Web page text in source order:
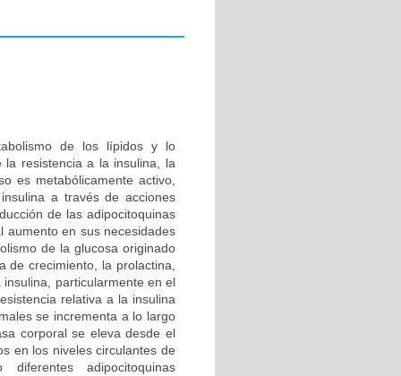
de los lípidos y lo
resistencia a la insulina, la
es metabólicamente activo,
a través de acciones
de las adipocitoquinas
aumento en sus necesidades
de la glucosa originado
crecimiento, la prolactina,
particularmente en el
relativa a la insulina
se incrementa a lo largo
corporal se eleva desde el
en los niveles circulantes de
adipocitoquinas